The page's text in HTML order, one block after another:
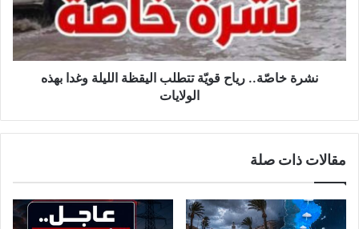
اليقظة
الليلة
وغدا
بهذه
الولاياتنشرة خاصّة.. رياح قويّة تتطلب اليقظة الليلة وغدا بهذه
الولايات
مقالات ذات صلة